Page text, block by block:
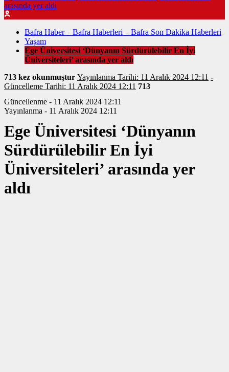
arasında yer aldı
Bafra Haber – Bafra Haberleri – Bafra Son Dakika Haberleri
Yaşam
Ege Üniversitesi ‘Dünyanın Sürdürülebilir En İyi
Üniversiteleri’ arasında yer aldı
713 kez okunmuştur Yayınlanma Tarihi: 11 Aralık 2024 12:11 -
Güncelleme Tarihi: 11 Aralık 2024 12:11 713
Güncellenme - 11 Aralık 2024 12:11
Yayınlanma - 11 Aralık 2024 12:11
Ege Üniversitesi ‘Dünyanın
Sürdürülebilir En İyi
Üniversiteleri’ arasında yer
aldı